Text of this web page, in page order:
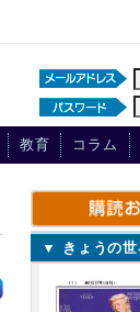
教育 コラム
▼ きょうの世